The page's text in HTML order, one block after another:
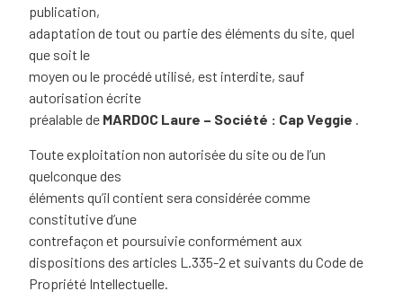
publication,
adaptation de tout ou partie des éléments du site, quel
que soit le
moyen ou le procédé utilisé, est interdite, sauf
autorisation écrite
préalable de MARDOC Laure – Société : Cap Veggie .
Toute exploitation non autorisée du site ou de l’un
quelconque des
éléments qu’il contient sera considérée comme
constitutive d’une
contrefaçon et poursuivie conformément aux
dispositions des articles L.335-2 et suivants du Code de
Propriété Intellectuelle